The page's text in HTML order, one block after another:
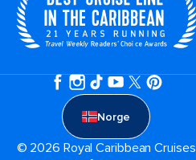
Norge
© 2026 Royal Caribbean Cruises